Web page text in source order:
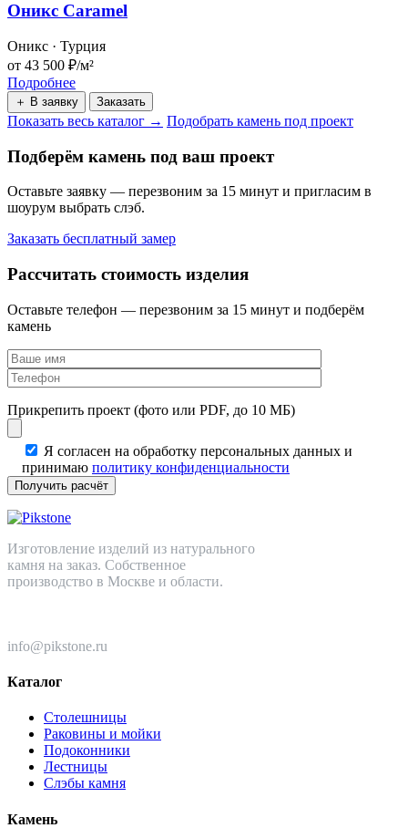
Оникс Caramel
Оникс · Турция
от 43 500 ₽/м²
Подробнее
＋ В заявку Заказать
Показать весь каталог → Подобрать камень под проект
Подберём камень под ваш проект
Оставьте заявку — перезвоним за 15 минут и пригласим в
шоурум выбрать слэб.
Заказать бесплатный замер
Рассчитать стоимость изделия
Оставьте телефон — перезвоним за 15 минут и подберём
камень
Прикрепить проект (фото или PDF, до 10 МБ)
Я согласен на обработку персональных данных и
принимаю политику конфиденциальности
Изготовление изделий из натурального
камня на заказ. Собственное
производство в Москве и области.
info@pikstone.ru
Каталог
Столешницы
Раковины и мойки
Подоконники
Лестницы
Слэбы камня
Камень